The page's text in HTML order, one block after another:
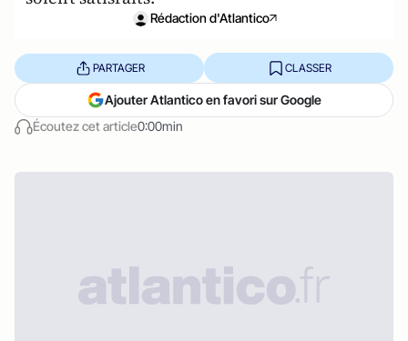
Rédaction d'Atlantico
Écoutez cet article0:00min
PARTAGER CLASSER
Ajouter Atlantico en favori sur Google